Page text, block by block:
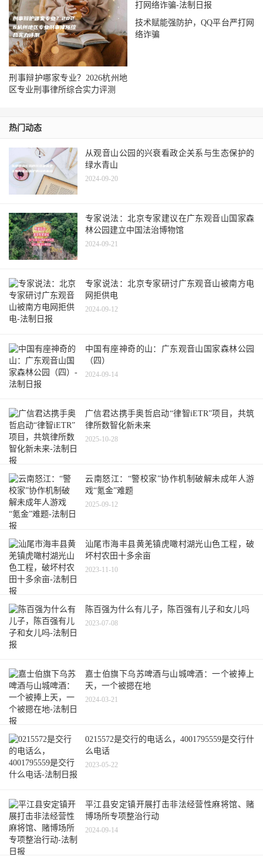
刑事辩护哪家专业？2026杭州地
区专业刑事律所综合实力评测
技术赋能强防护，QQ平台严打网
络诈骗
热门动态
从观音山公园的兴衰看政企关系与生态保护的
绿水青山
2024-09-20
专家说法：北京专家建议在广东观音山国家森
林公园建立中国法治博物馆
2024-09-21
专家说法：北京专家研讨广东观音山被南方电
网拒供电
2024-09-12
中国有座神奇的山：广东观音山国家森林公园
（四）
2024-09-14
广信君达携手奥哲启动“律智iETR”项目，共筑
律所数智化新未来
2025-10-28
云南怒江：“警校家”协作机制破解未成年人游
戏“氪金”难题
2025-09-12
汕尾市海丰县黄羌镇虎噉村湖光山色工程，破
坏村农田十多余亩
2023-11-10
陈百强为什么有儿子，陈百强有儿子和女儿吗
2023-07-08
嘉士伯旗下乌苏啤酒与山城啤酒：一个被捧上
天，一个被摁在地
2024-03-21
0215572是交行的电话么，4001795559是交行什
么电话
2023-05-22
平江县安定镇开展打击非法经营性麻将馆、赌
博场所专项整治行动
2024-09-14